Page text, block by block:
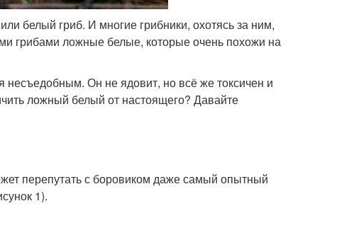
белый гриб. И многие грибники, охотясь за ним,
грибами ложные белые, которые очень похожи на
Он не ядовит, но всё же токсичен и
ложный белый от настоящего? Давайте
перепутать с боровиком даже самый опытный
1).